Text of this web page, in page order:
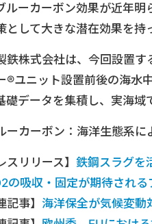
ルーカーボン効果が近年
として大きな潜在効果を持
鉄株式会社は、今回設置
®ユニット設置前後の海水
礎データを集積し、実海域
ーカーボン：海洋生態系に
スリリース】 鉄鋼スラグを
の吸収・固定が期待され
記事】 海洋保全が気候変動